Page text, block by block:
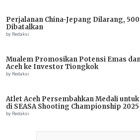
Perjalanan China-Jepang Dilarang,
Dibatalkan
by Redaksi
Mualem Promosikan Potensi Emas
Aceh ke Investor Tiongkok
by Redaksi
Atlet Aceh Persembahkan Medali
di SEASA Shooting Championship 2025
by Redaksi